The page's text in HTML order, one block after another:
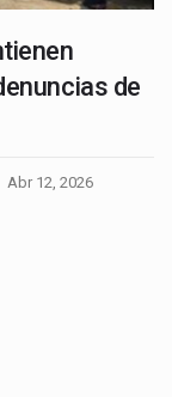
de
Abr 12, 2026